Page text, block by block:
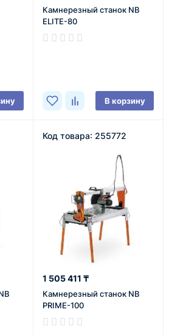
Камнерезный станок NB
ELITE-80
В корзину
Код товара: 255772
1 505 411 ₸
Камнерезный станок NB
PRIME-100